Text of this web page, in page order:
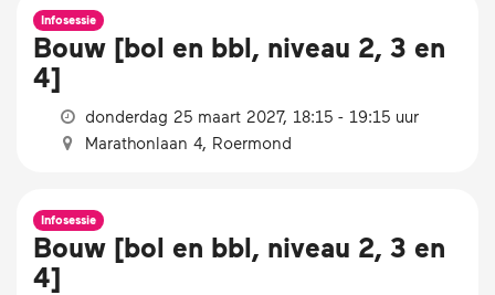
Infosessie
Bouw [bol en bbl, niveau 2, 3 en
4]
donderdag 25 maart 2027, 18:15 - 19:15 uur
Marathonlaan 4, Roermond
Infosessie
Bouw [bol en bbl, niveau 2, 3 en
4]